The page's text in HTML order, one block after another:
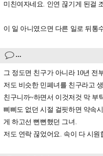
미친여자네요. 인연 끊기게 된걸
이 일 아니였으면 다른 일로 뒤통
...
그 정도면 친구가 아니라 10년 전
저도 비슷한 민폐녀를 친구라고
친구니까~하면서 이것저것 막 부
삐삐도 없던 시절 걸핏하면 약속
게 하고선 뻔뻔했던 그녀.
저도 연락 끊었어요. 속이 다 시원